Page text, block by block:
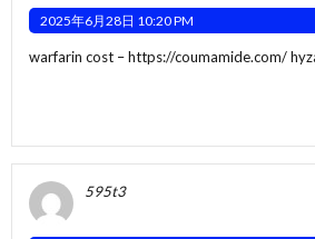
2025年6月28日 10:20 PM
warfarin cost –https://coumamide.com/
595t3